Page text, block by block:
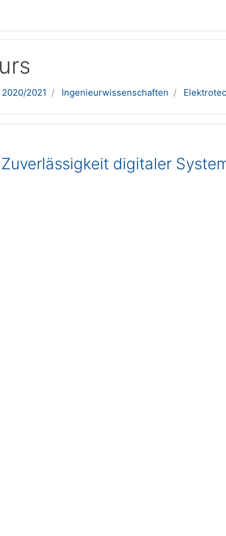
2021 Ingenieurwissenschaften
digitaler